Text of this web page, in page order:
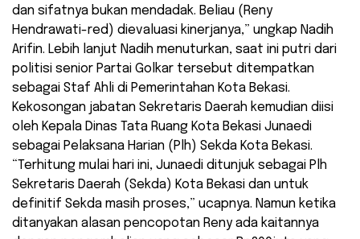
dan sifatnya bukan mendadak. Beliau (Reny
Hendrawati-red) dievaluasi kinerjanya,” ungkap Nadih
Arifin. Lebih lanjut Nadih menuturkan, saat ini putri dari
politisi senior Partai Golkar tersebut ditempatkan
sebagai Staf Ahli di Pemerintahan Kota Bekasi.
Kekosongan jabatan Sekretaris Daerah kemudian diisi
oleh Kepala Dinas Tata Ruang Kota Bekasi Junaedi
sebagai Pelaksana Harian (Plh) Sekda Kota Bekasi.
“Terhitung mulai hari ini, Junaedi ditunjuk sebagai Plh
Sekretaris Daerah (Sekda) Kota Bekasi dan untuk
definitif Sekda masih proses,” ucapnya. Namun ketika
ditanyakan alasan pencopotan Reny ada kaitannya